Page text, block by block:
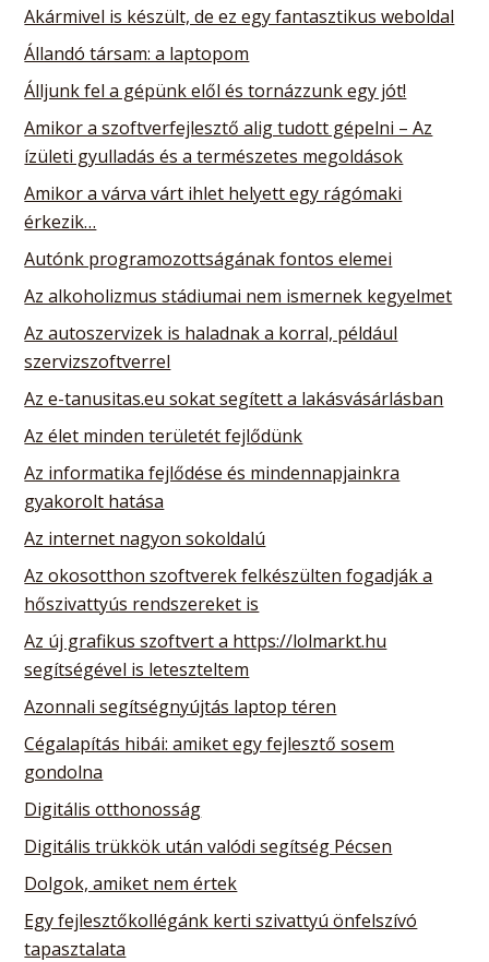
Akármivel is készült, de ez egy fantasztikus weboldal
Állandó társam: a laptopom
Álljunk fel a gépünk elől és tornázzunk egy jót!
Amikor a szoftverfejlesztő alig tudott gépelni – Az
ízületi gyulladás és a természetes megoldások
Amikor a várva várt ihlet helyett egy rágómaki
érkezik…
Autónk programozottságának fontos elemei
Az alkoholizmus stádiumai nem ismernek kegyelmet
Az autoszervizek is haladnak a korral, például
szervizszoftverrel
Az e-tanusitas.eu sokat segített a lakásvásárlásban
Az élet minden területét fejlődünk
Az informatika fejlődése és mindennapjainkra
gyakorolt hatása
Az internet nagyon sokoldalú
Az okosotthon szoftverek felkészülten fogadják a
hőszivattyús rendszereket is
Az új grafikus szoftvert a https://lolmarkt.hu
segítségével is leteszteltem
Azonnali segítségnyújtás laptop téren
Cégalapítás hibái: amiket egy fejlesztő sosem
gondolna
Digitális otthonosság
Digitális trükkök után valódi segítség Pécsen
Dolgok, amiket nem értek
Egy fejlesztőkollégánk kerti szivattyú önfelszívó
tapasztalata